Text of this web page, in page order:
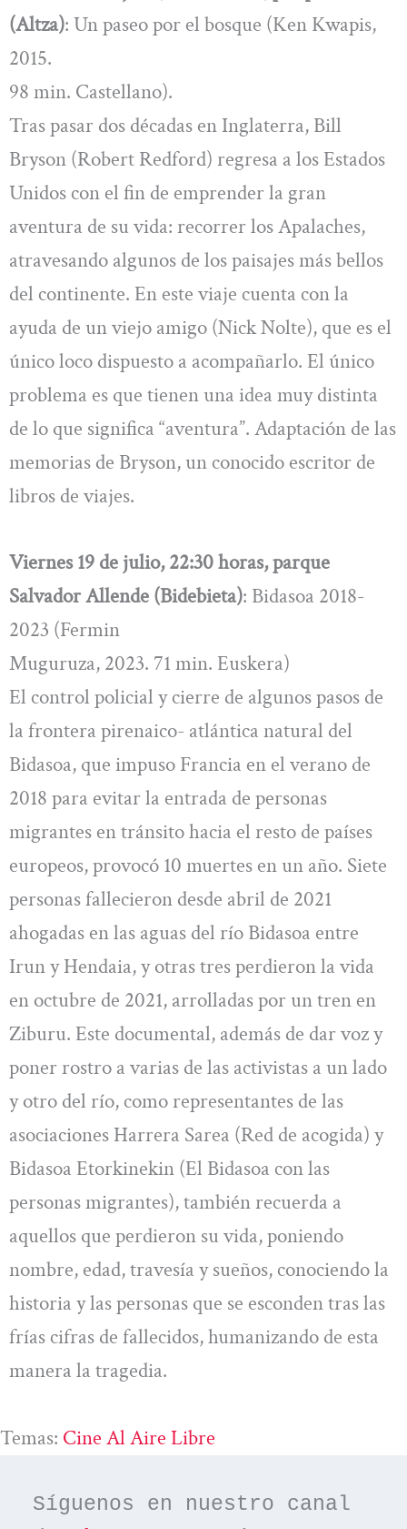
(Altza): Un paseo por el bosque (Ken Kwapis,
2015.
98 min. Castellano).
Tras pasar dos décadas en Inglaterra, Bill
Bryson (Robert Redford) regresa a los Estados
Unidos con el fin de emprender la gran
aventura de su vida: recorrer los Apalaches,
atravesando algunos de los paisajes más bellos
del continente. En este viaje cuenta con la
ayuda de un viejo amigo (Nick Nolte), que es el
único loco dispuesto a acompañarlo. El único
problema es que tienen una idea muy distinta
de lo que significa “aventura”. Adaptación de las
memorias de Bryson, un conocido escritor de
libros de viajes.
Viernes 19 de julio, 22:30 horas, parque
Salvador Allende (Bidebieta): Bidasoa 2018-
2023 (Fermin
Muguruza, 2023. 71 min. Euskera)
El control policial y cierre de algunos pasos de
la frontera pirenaico- atlántica natural del
Bidasoa, que impuso Francia en el verano de
2018 para evitar la entrada de personas
migrantes en tránsito hacia el resto de países
europeos, provocó 10 muertes en un año. Siete
personas fallecieron desde abril de 2021
ahogadas en las aguas del río Bidasoa entre
Irun y Hendaia, y otras tres perdieron la vida
en octubre de 2021, arrolladas por un tren en
Ziburu. Este documental, además de dar voz y
poner rostro a varias de las activistas a un lado
y otro del río, como representantes de las
asociaciones Harrera Sarea (Red de acogida) y
Bidasoa Etorkinekin (El Bidasoa con las
personas migrantes), también recuerda a
aquellos que perdieron su vida, poniendo
nombre, edad, travesía y sueños, conociendo la
historia y las personas que se esconden tras las
frías cifras de fallecidos, humanizando de esta
manera la tragedia.
Temas: Cine Al Aire Libre
Síguenos en nuestro canal